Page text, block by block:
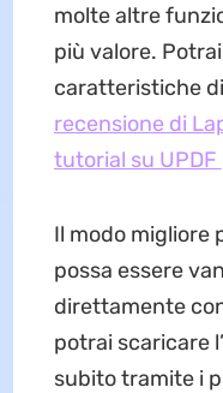
molte altre
più valore.
caratteristiche
recensione di
tutorial su UPDF
Il modo migliore
possa essere
direttamente
potrai scaricare
subito tramite i